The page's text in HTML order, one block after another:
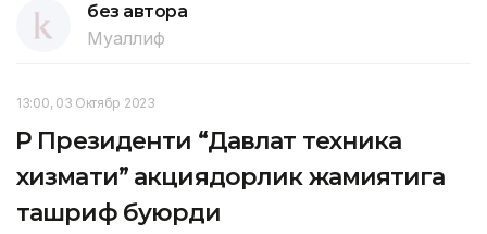
без автора
Муаллиф
13:00, 03 Октябр 2023
ҚР Президенти “Давлат техника
хизмати” акциядорлик жамиятига
ташриф буюрди